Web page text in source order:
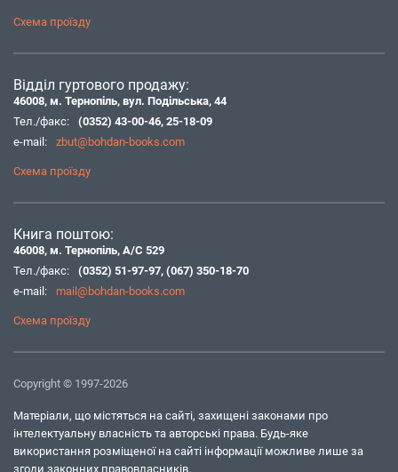
Схема проїзду
Відділ гуртового продажу:
46008, м. Тернопіль, вул. Подільська, 44
Тел./факс:
(0352) 43-00-46, 25-18-09
e-mail:
zbut@bohdan-books.com
Схема проїзду
Книга поштою:
46008, м. Тернопіль, А/С 529
Тел./факс:
(0352) 51-97-97, (067) 350-18-70
e-mail:
mail@bohdan-books.com
Схема проїзду
Copyright © 1997-2026
Матеріали, що містяться на сайті, захищені законами про
інтелектуальну власність та авторські права. Будь-яке
використання розміщеної на сайті інформації можливе лише за
згоди законних правовласників.